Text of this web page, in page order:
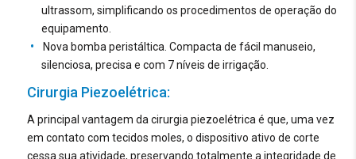
Ajuste eletrônico no display da potência e do fluxo de
irrigação de forma sensível e precisa.
7 níveis de potência de acordo com o corte necessário
em procedimentos para todas as diferentes
densidades ósseas.
Funções: Óssea, Rino, Rib Surgery e Limpeza.
Tips (Pontas) com vários modelos: Cirurgia óssea,
Descolamento membrana seio maxilar, Elevação seios
ultrassom, simplificando os procedimentos de operação do
equipamento.
Nova bomba peristáltica. Compacta de fácil manuseio,
silenciosa, precisa e com 7 níveis de irrigação.
Cirurgia Piezoelétrica:
A principal vantagem da cirurgia piezoelétrica é que, uma vez
em contato com tecidos moles, o dispositivo ativo de corte
cessa sua atividade, preservando totalmente a integridade de